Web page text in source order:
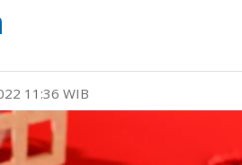
11:36 WIB